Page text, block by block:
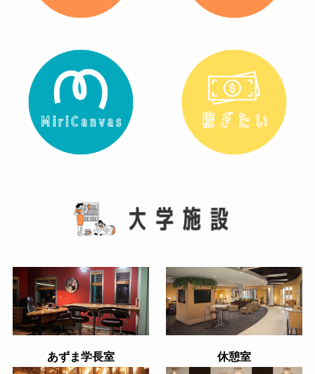
あずま学長室 休憩室